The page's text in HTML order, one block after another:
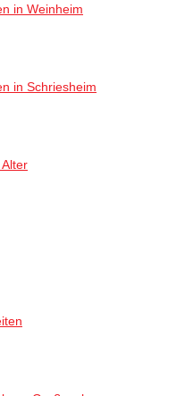
in Weinheim
in Schriesheim